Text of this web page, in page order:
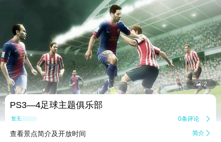
 2
PS3—4足球主题俱乐部
暂无点评 0条评论 
查看景点简介及开放时间 简介 